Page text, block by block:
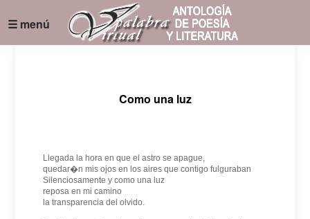
☰ menú
Como una luz
Llegada la hora en que el astro se apague,
quedar�n mis ojos en los aires que contigo fulguraban
Silenciosamente y como una luz
reposa en mi camino
la transparencia del olvido.